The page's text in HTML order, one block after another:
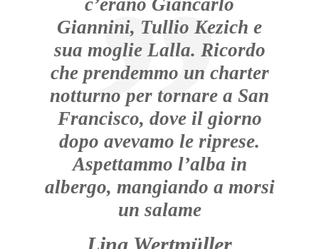
c’erano Giancarlo
Giannini, Tullio Kezich e
sua moglie Lalla. Ricordo
che prendemmo un charter
notturno per tornare a San
Francisco, dove il giorno
dopo avevamo le riprese.
Aspettammo l’alba in
albergo, mangiando a morsi
un salame